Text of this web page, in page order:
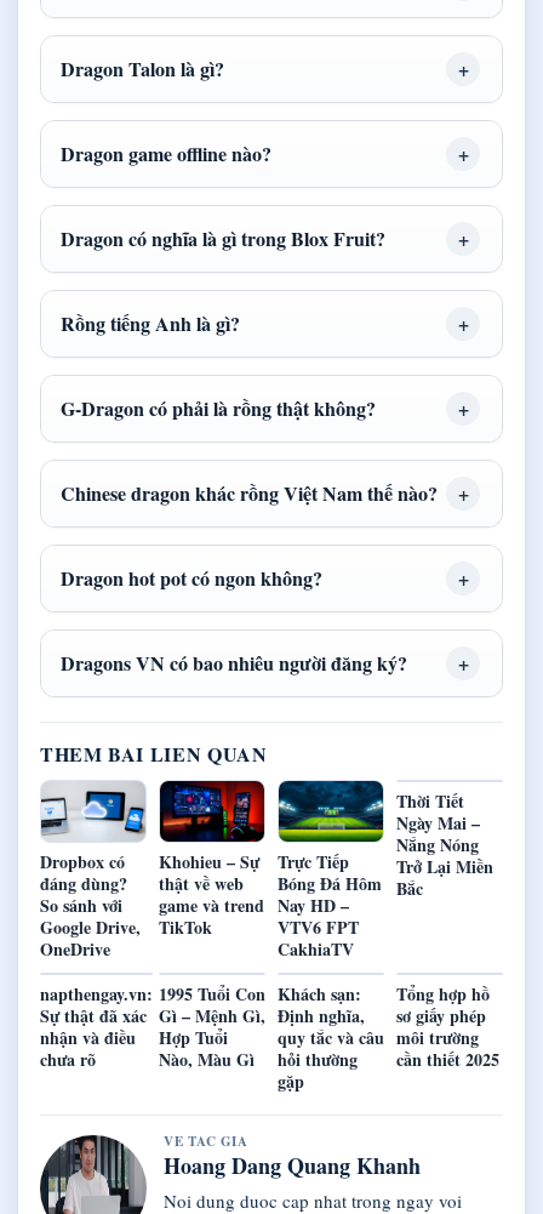
Dragon Talon là gì?
Dragon game offline nào?
Dragon có nghĩa là gì trong Blox Fruit?
Rồng tiếng Anh là gì?
G-Dragon có phải là rồng thật không?
Chinese dragon khác rồng Việt Nam thế nào?
Dragon hot pot có ngon không?
Dragons VN có bao nhiêu người đăng ký?
THEM BAI LIEN QUAN
Dropbox có
đáng dùng?
So sánh với
Google Drive,
OneDrive
Khohieu – Sự
thật về web
game và trend
TikTok
Trực Tiếp
Bóng Đá Hôm
Nay HD –
VTV6 FPT
CakhiaTV
Thời Tiết
Ngày Mai –
Nắng Nóng
Trở Lại Miền
Bắc
napthengay.vn:
Sự thật đã xác
nhận và điều
chưa rõ
1995 Tuổi Con
Gì – Mệnh Gì,
Hợp Tuổi
Nào, Màu Gì
Khách sạn:
Định nghĩa,
quy tắc và câu
hỏi thường
gặp
Tổng hợp hồ
sơ giấy phép
môi trường
cần thiết 2025
VE TAC GIA
Hoang Dang Quang Khanh
Noi dung duoc cap nhat trong ngay voi